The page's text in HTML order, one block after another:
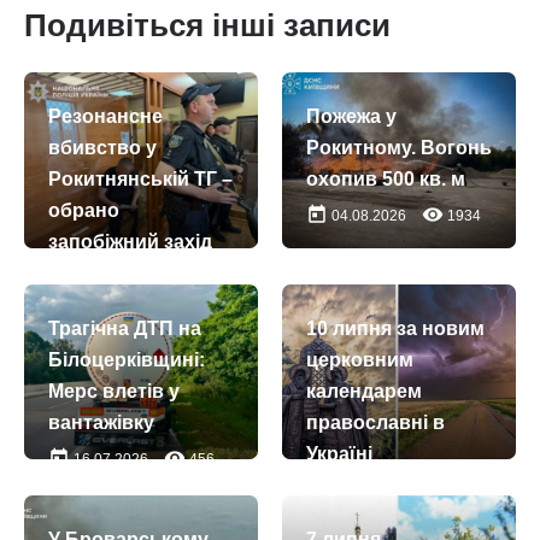
Подивіться інші записи
Резонансне
вбивство у
Рокитнянській ТГ –
обрано
запобіжний захід
Пожежа у
Рокитному. Вогонь
охопив 500 кв. м
today 04.08.2026 remove_red_eye 1934
Трагічна ДТП на
Білоцерківщині:
Мерс влетів у
вантажівку
today16.07.2026 remove_red_eye456
10 липня за новим
церковним
календарем
православні в
Україні
пам’ять